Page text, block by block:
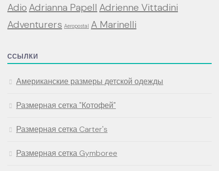
Adio Adrianna Papell Adrienne Vittadini
Adventurers Aeropostal A Marinelli
ССЫЛКИ
Американские размеры детской одежды
Размерная сетка "Котофей"
Размерная сетка Carter's
Размерная сетка Gymboree